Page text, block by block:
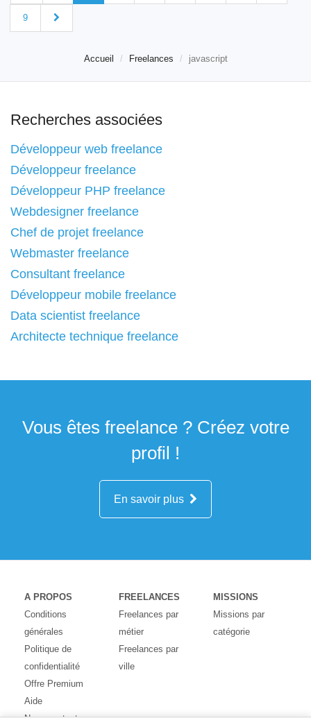
9
Accueil Freelances javascript
Recherches associées
Développeur web freelance
Développeur freelance
Développeur PHP freelance
Webdesigner freelance
Chef de projet freelance
Webmaster freelance
Consultant freelance
Développeur mobile freelance
Data scientist freelance
Architecte technique freelance
Vous êtes freelance ? Créez votre
profil !
En savoir plus
A PROPOS
Conditions
générales
Politique de
confidentialité
Offre Premium
Aide
FREELANCES
Freelances par
métier
Freelances par
ville
MISSIONS
Missions par
catégorie